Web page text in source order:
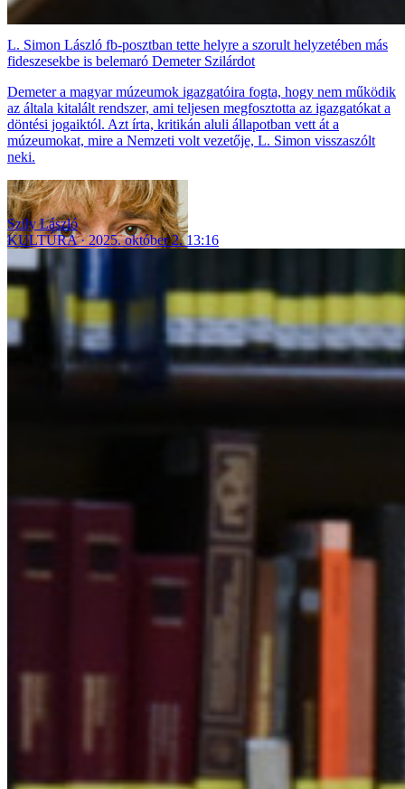
L. Simon László fb-posztban tette helyre a szorult helyzetében más
fideszesekbe is belemaró Demeter Szilárdot
Demeter a magyar múzeumok igazgatóira fogta, hogy nem működik
az általa kitalált rendszer, ami teljesen megfosztotta az igazgatókat a
döntési jogaiktól. Azt írta, kritikán aluli állapotban vett át a
múzeumokat, mire a Nemzeti volt vezetője, L. Simon visszaszólt
neki.
Szily László
KULTÚRA
2025. október 2. 13:16